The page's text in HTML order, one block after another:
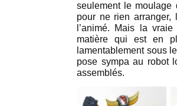
seulement le moulage
pour ne rien
l’animé. Mais la
matière qui est en
lamentablement sous
pose sympa au robot
assemblés.